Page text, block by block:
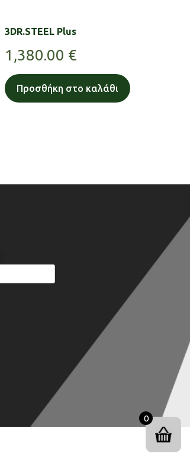
3DR.STEEL Plus
1,380.00 €
Προσθήκη στο καλάθι
0